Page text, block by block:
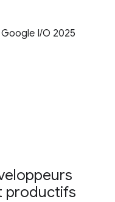
I/O 2025
productifs